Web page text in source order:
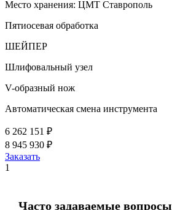
Место хранения: ЦМТ Ставрополь
Пятиосевая обработка
ШЕЙПЕР
Шлифовальный узел
V-образный нож
Автоматическая смена инструмента
6 262 151 ₽
8 945 930 ₽
Заказать
1
Часто задаваемые вопросы